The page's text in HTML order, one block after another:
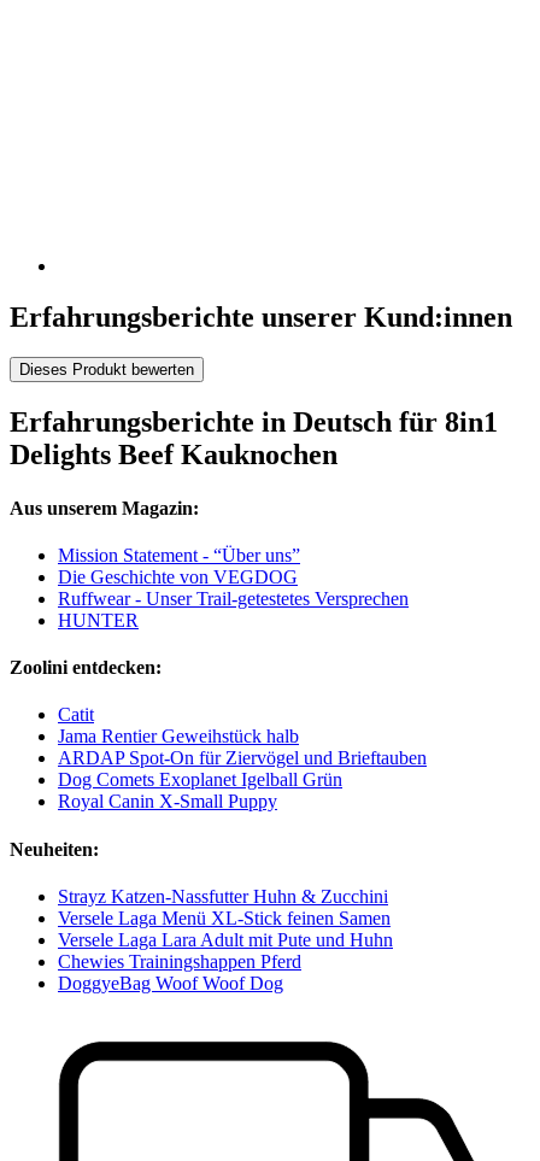
Erfahrungsberichte unserer Kund:innen
Dieses Produkt bewerten
Erfahrungsberichte in Deutsch für 8in1
Delights Beef Kauknochen
Aus unserem Magazin:
Mission Statement - “Über uns”
Die Geschichte von VEGDOG
Ruffwear - Unser Trail-getestetes Versprechen
HUNTER
Zoolini entdecken:
Catit
Jama Rentier Geweihstück halb
ARDAP Spot-On für Ziervögel und Brieftauben
Dog Comets Exoplanet Igelball Grün
Royal Canin X-Small Puppy
Neuheiten:
Strayz Katzen-Nassfutter Huhn & Zucchini
Versele Laga Menü XL-Stick feinen Samen
Versele Laga Lara Adult mit Pute und Huhn
Chewies Trainingshappen Pferd
DoggyeBag Woof Woof Dog